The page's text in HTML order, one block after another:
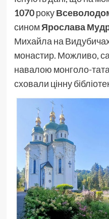
1070року
синомЯрослава
Михайла на
монастир. Можливо,
навалою монголо-
сховали цінну